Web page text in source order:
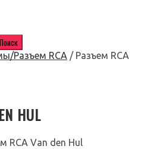
Разъем RCA / Разъем RCA
HUL
RCA Van den Hul